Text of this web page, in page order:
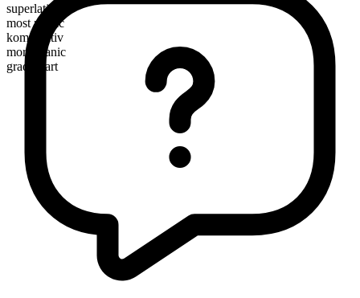
superlativ
most manic
komparativ
more manic
graderbart